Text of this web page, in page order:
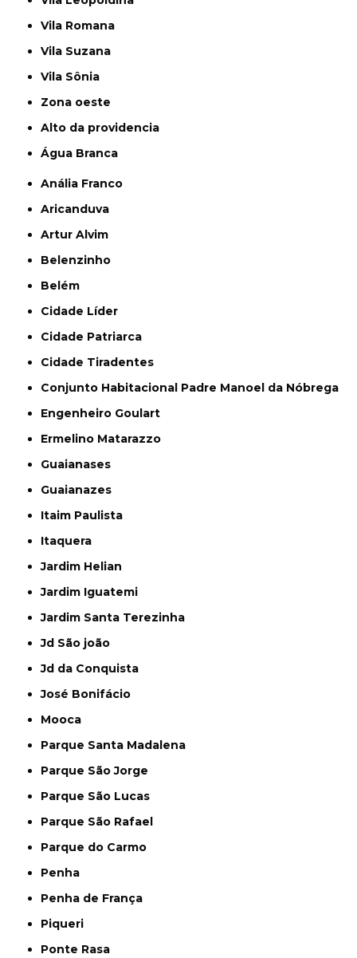
Vila Romana
Vila Suzana
Vila Sônia
Zona oeste
alto da providencia
Água Branca
Anália Franco
Aricanduva
Artur Alvim
Belenzinho
Belém
Cidade Líder
Cidade Patriarca
Cidade Tiradentes
Conjunto Habitacional Padre Manoel da Nóbrega
Engenheiro Goulart
Ermelino Matarazzo
Guaianases
Guaianazes
Itaim Paulista
Itaquera
Jardim Helian
Jardim Iguatemi
Jardim Santa Terezinha
Jd São joão
Jd da Conquista
José Bonifácio
Mooca
Parque Santa Madalena
Parque São Jorge
Parque São Lucas
Parque São Rafael
Parque do Carmo
Penha
Penha de França
Piqueri
Ponte Rasa